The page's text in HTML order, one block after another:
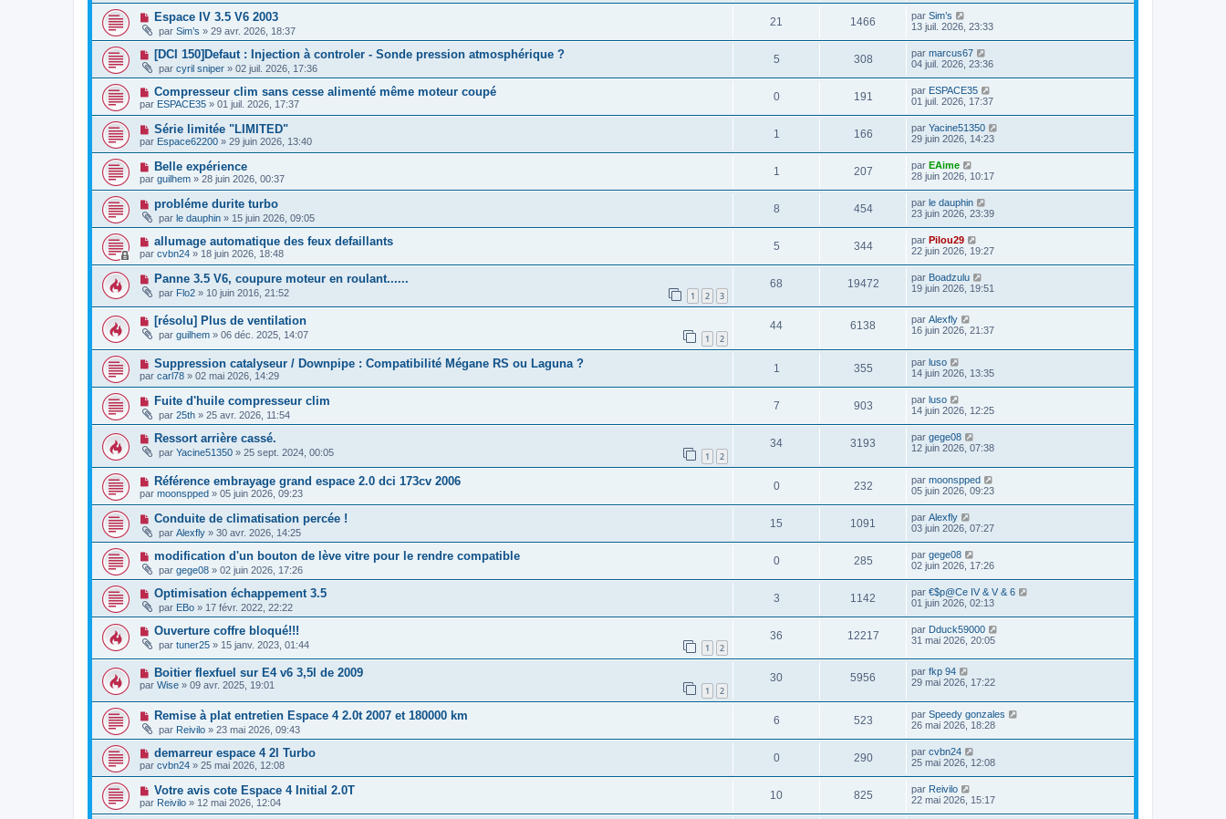
Espace IV 3.5 V6 2003
par Sim’s » 29 avr. 2026, 18:37
21 1466 par Sim’s
13 juil. 2026, 23:33
[DCI 150]Defaut : Injection à controler - Sonde pression atmosphérique ?
par cyril sniper » 02 juil. 2026, 17:36
5 308 par marcus67
04 juil. 2026, 23:36
Compresseur clim sans cesse alimenté même moteur coupé
par ESPACE35 » 01 juil. 2026, 17:37
0 191 par ESPACE35
01 juil. 2026, 17:37
Série limitée "LIMITED"
par Espace62200 » 29 juin 2026, 13:40
1 166 par Yacine51350
29 juin 2026, 14:23
Belle expérience
par guilhem » 28 juin 2026, 00:37
1 207 par EAime
28 juin 2026, 10:17
probléme durite turbo
par le dauphin » 15 juin 2026, 09:05
8 454 par le dauphin
23 juin 2026, 23:39
allumage automatique des feux defaillants
par cvbn24 » 18 juin 2026, 18:48
5 344 par Pilou29
22 juin 2026, 19:27
Panne 3.5 V6, coupure moteur en roulant......
par Flo2 » 10 juin 2016, 21:52 1 2 3
68 19472 par Boadzulu
19 juin 2026, 19:51
[résolu] Plus de ventilation
par guilhem » 06 déc. 2025, 14:07 1 2
44 6138 par Alexfly
16 juin 2026, 21:37
Suppression catalyseur / Downpipe : Compatibilité Mégane RS ou Laguna ?
par carl78 » 02 mai 2026, 14:29
1 355 par luso
14 juin 2026, 13:35
Fuite d'huile compresseur clim
par 25th » 25 avr. 2026, 11:54
7 903 par luso
14 juin 2026, 12:25
Ressort arrière cassé.
par Yacine51350 » 25 sept. 2024, 00:05 1 2
34 3193 par gege08
12 juin 2026, 07:38
Référence embrayage grand espace 2.0 dci 173cv 2006
par moonspped » 05 juin 2026, 09:23
0 232 par moonspped
05 juin 2026, 09:23
Conduite de climatisation percée !
par Alexfly » 30 avr. 2026, 14:25
15 1091 par Alexfly
03 juin 2026, 07:27
modification d'un bouton de lève vitre pour le rendre compatible
par gege08 » 02 juin 2026, 17:26
0 285 par gege08
02 juin 2026, 17:26
Optimisation échappement 3.5
par EBo » 17 févr. 2022, 22:22
3 1142 par €$p@Ce IV & V & 6
01 juin 2026, 02:13
Ouverture coffre bloqué!!!
par tuner25 » 15 janv. 2023, 01:44 1 2
36 12217 par Dduck59000
31 mai 2026, 20:05
Boitier flexfuel sur E4 v6 3,5l de 2009
par Wise » 09 avr. 2025, 19:01 1 2
30 5956 par fkp 94
29 mai 2026, 17:22
Remise à plat entretien Espace 4 2.0t 2007 et 180000 km
par Reivilo » 23 mai 2026, 09:43
6 523 par Speedy gonzales
26 mai 2026, 18:28
demarreur espace 4 2l Turbo
par cvbn24 » 25 mai 2026, 12:08
0 290 par cvbn24
25 mai 2026, 12:08
Votre avis cote Espace 4 Initial 2.0T
par Reivilo » 12 mai 2026, 12:04
10 825 par Reivilo
22 mai 2026, 15:17